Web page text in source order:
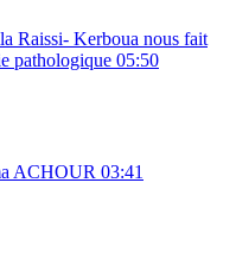
Raissi- Kerboua nous fait
pathologique 05:50
ACHOUR 03:41